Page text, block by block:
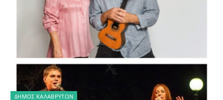
ΔΗΜΟΣ ΚΑΛΑΒΡΥΤΩΝ